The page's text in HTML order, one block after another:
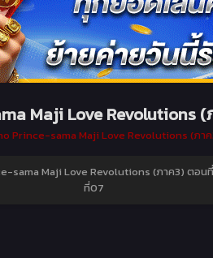
Maji Love Revolutions
Prince-sama Maji Love Revolutions (ภาค
sama Maji Love Revolutions (ภาค3) ตอนที่
ที่07